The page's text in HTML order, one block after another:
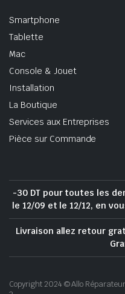
Smartphone
Tablette
Mac
Console & Jouet
Installation
La Boutique
Services aux Entreprises
Pièce sur Commande
-30 DT pour toutes les
le 12/09 et le 12/12, en
Livraison allez retour
Copyright 2024 © Allo